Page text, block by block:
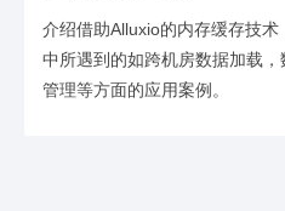
介绍借助Alluxio的内存缓存技
中所遇到的如跨机房数据加载
管理等方面的应用案例。